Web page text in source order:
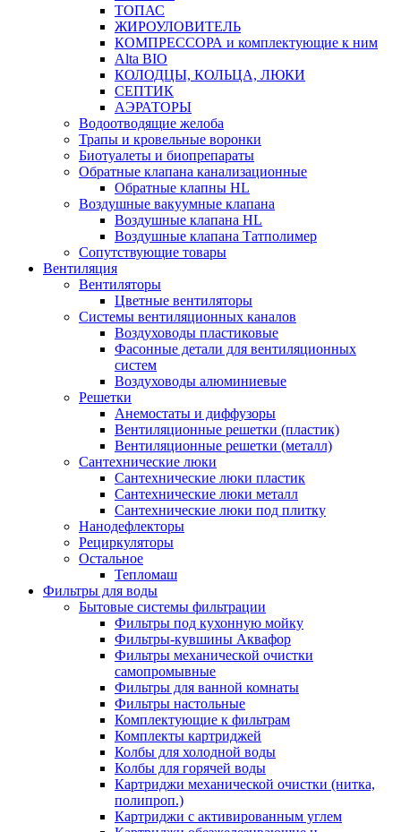
ТОПАС
ЖИРОУЛОВИТЕЛЬ
КОМПРЕССОРА и комплектующие к ним
Alta BIO
КОЛОДЦЫ, КОЛЬЦА, ЛЮКИ
СЕПТИК
АЭРАТОРЫ
Водоотводящие желоба
Трапы и кровельные воронки
Биотуалеты и биопрепараты
Обратные клапана канализационные
Обратные клапны HL
Воздушные вакуумные клапана
Воздушные клапана HL
Воздушные клапана Татполимер
Сопутствующие товары
Вентиляция
Вентиляторы
Цветные вентиляторы
Системы вентиляционных каналов
Воздуховоды пластиковые
Фасонные детали для вентиляционных
систем
Воздуховоды алюминиевые
Решетки
Анемостаты и диффузоры
Вентиляционные решетки (пластик)
Вентиляционные решетки (металл)
Сантехнические люки
Сантехнические люки пластик
Сантехнические люки металл
Сантехнические люки под плитку
Нанодефлекторы
Рециркуляторы
Остальное
Тепломаш
Фильтры для воды
Бытовые системы фильтрации
Фильтры под кухонную мойку
Фильтры-кувшины Аквафор
Фильтры механической очистки
самопромывные
Фильтры для ванной комнаты
Фильтры настольные
Комплектующие к фильтрам
Комплекты картриджей
Колбы для холодной воды
Колбы для горячей воды
Картриджи механической очистки (нитка,
полипроп.)
Картриджи с активированным углем